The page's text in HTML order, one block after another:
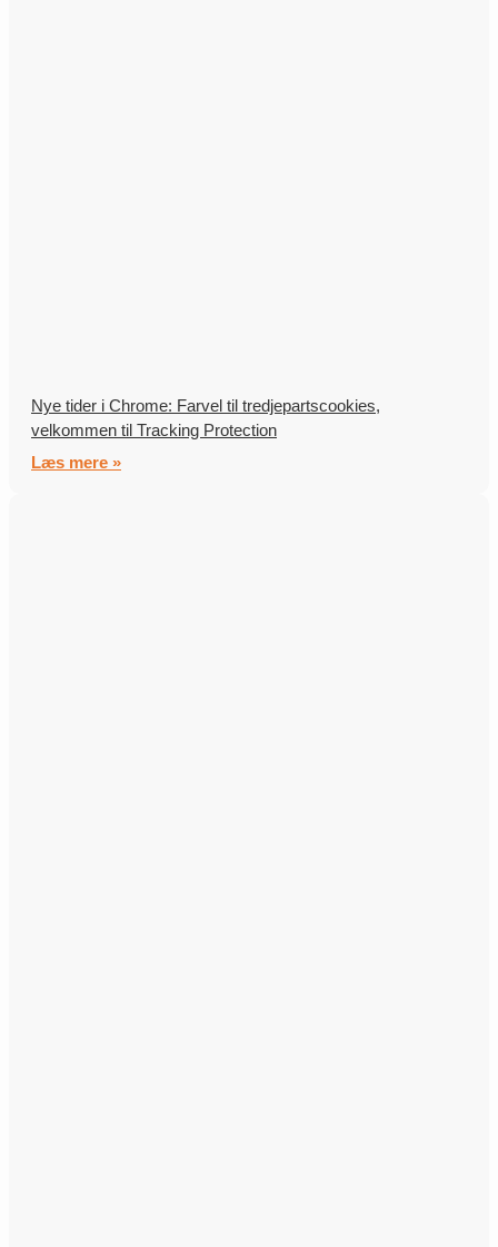
Nye tider i Chrome: Farvel til tredjepartscookies,
velkommen til Tracking Protection
Læs mere »